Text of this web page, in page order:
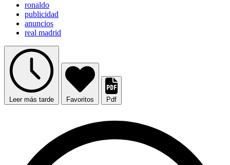
ronaldo
publicidad
anuncios
real madrid
Leer más tarde Favoritos Pdf